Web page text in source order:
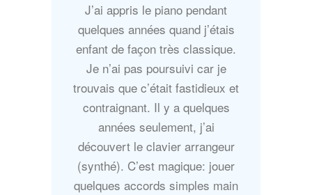
J’ai appris le piano pendant
quelques années quand j’étais
enfant de façon très classique.
Je n’ai pas poursuivi car je
trouvais que c’était fastidieux et
contraignant. Il y a quelques
années seulement, j’ai
découvert le clavier arrangeur
(synthé). C’est magique: jouer
quelques accords simples main